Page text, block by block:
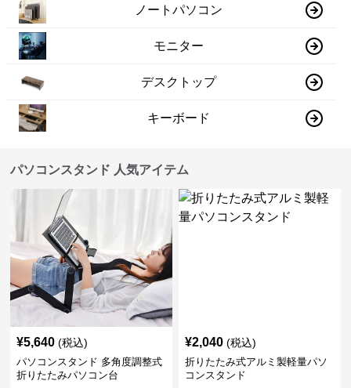
ノートパソコン
モニター
デスクトップ
キーボード
パソコンスタンド 人気アイテム
¥5,640 (税込)
パソコンスタンド 多角度調整式
折りたたみパソコン台
¥2,040 (税込)
折りたたみ式アルミ製軽量パソ
コンスタンド